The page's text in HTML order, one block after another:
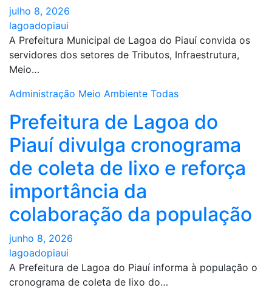
julho 8, 2026
lagoadopiaui
A Prefeitura Municipal de Lagoa do Piauí convida os
servidores dos setores de Tributos, Infraestrutura,
Meio…
Administração Meio Ambiente Todas
Prefeitura de Lagoa do
Piauí divulga cronograma
de coleta de lixo e reforça
importância da
colaboração da população
junho 8, 2026
lagoadopiaui
A Prefeitura de Lagoa do Piauí informa à população o
cronograma de coleta de lixo do…